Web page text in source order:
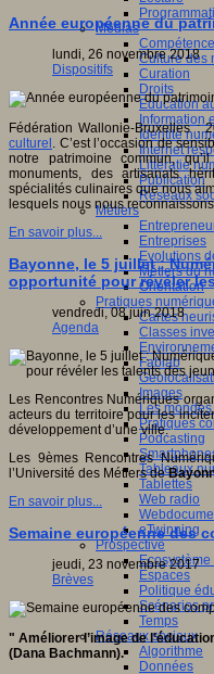
Médias
Culture des
Curation
Droits
Education
Information
Identité
Internet
Littératie
Publication
Réseaux
Métiers
Entreprises
Evolutions
Métiers du
Orientation
Pratiques
Cartes
Classes
Fablab
Images
Les
Pratiques
Podcasting
Tableaux
Tablettes
Web radio
eTwinning
Prospective
Espaces
Politique
Scénarios
Temps
Réseaux sociaux
Algorithme
Données
Année européenne du
lundi, 26 novembre 2018
Dispositifs
Fédération Wallonie-Bruxelles :
culturel . C’est l’occasion de
notre patrimoine commun,
monuments, des artisanats
spécialités culinaires que nous
lesquels nous nous
En savoir plus...
Bayonne, le 5 juillet :
opportunité pour révéler
vendredi, 08 juin 2018
Agenda
Les Rencontres Numériques
acteurs du territoire pour les
développement d’une ville.
Les 9èmes Rencontres
l’Université des Métiers de
En savoir plus...
Semaine européenne des
jeudi, 23 novembre 2017
Brèves
" Améliorer l’image de
(Dana Bachmann).